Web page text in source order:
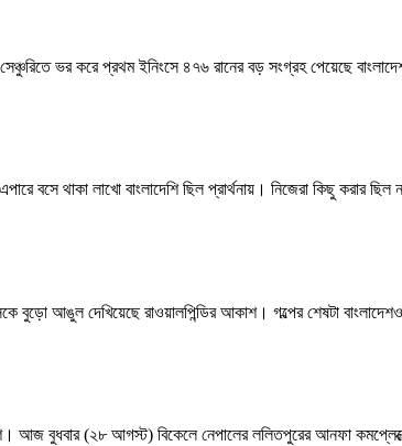
সেঞ্চুরিতে ভর করে প্রথম ইনিংসে ৪৭৬ রানের বড় সংগ্রহ পেয়েছে
বসে থাকা লাখো বাংলাদেশি ছিল প্রার্থনায়। নিজেরা কিছু করার
আঙুল দেখিয়েছে রাওয়ালপিন্ডির আকাশ। গল্পের শেষটা
আজ বুধবার (২৮ আগস্ট) বিকেলে নেপালের ললিতপুরের আনফা